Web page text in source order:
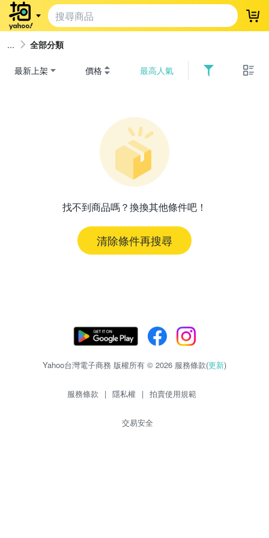
登
全部分類
最新上架 價格 最高人氣
找不到商品嗎？換換其他條件吧！
清除條件再搜尋
Yahoo台灣電子商務 版權所有 © 2026 服務條款(更新)
服務條款 | 隱私權 | 拍賣使用規範
交易安全